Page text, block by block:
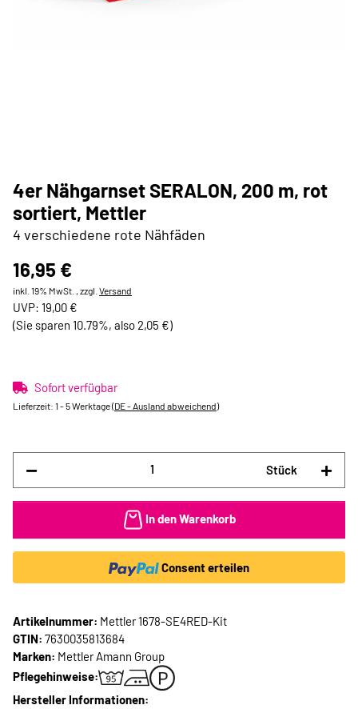
4er Nähgarnset SERALON, 200 m, rot
sortiert, Mettler
4 verschiedene rote Nähfäden
16,95 €
inkl. 19% MwSt. , zzgl. Versand
UVP: 19,00 €
(Sie sparen 10.79%, also2,05 €)
Sofort verfügbar
Lieferzeit: 1 - 5 Werktage(DE - Ausland abweichend)
Stück
In den Warenkorb
Consent erteilen
Artikelnummer: Mettler 1678-SE4RED-Kit
GTIN: 7630035813684
Marken: Mettler Amann Group
Pflegehinweise:
Hersteller Informationen: